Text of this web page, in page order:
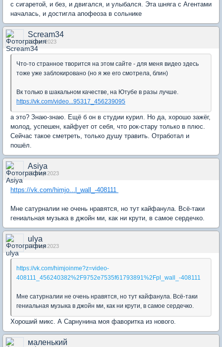
с сигаретой, и без, и двигался, и улыбался. Эта шняга с Агентами
началась, и достигла апофеоза в сольнике
Scream34
12 Apr 2023
Что-то странное творится на этом сайте - для меня видео здесь
тоже уже заблокировано (но я же его смотрела, блин)
Вк только в шакальном качестве, на Ютубе в разы лучше.
https://vk.com/video...95317_456239095
а это? Знаю-знаю. Ещё б он в студии курил. Но да, хорошо зажёг,
молод, успешен, кайфует от себя, что рок-стару только в плюс.
Сейчас такое сметреть, только душу травить. Отработал и
пошёл.
Asiya
15 May 2023
https://vk.com/himjo...l_wall_-408111
Мне сатурналии не очень нравятся, но тут кайфанула. Всё-таки
гениальная музыка в джойн ми, как ни крути, в самое сердечко.
ulya
17 May 2023
https://vk.com/himjoinme?z=video-
408111_456240382%2F9752e7535f61793891%2Fpl_wall_-408111
Мне сатурналии не очень нравятся, но тут кайфанула. Всё-таки
гениальная музыка в джойн ми, как ни крути, в самое сердечко.
Хороший микс. А Сарнунина моя фаворитка из нового.
маленький